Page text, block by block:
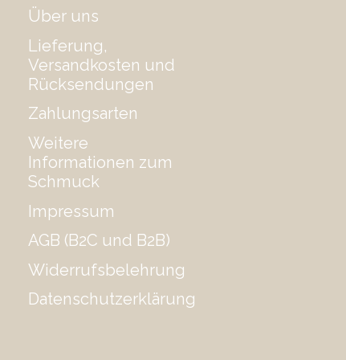
Über uns
Lieferung,
Versandkosten und
Rücksendungen
Zahlungsarten
Weitere
Informationen zum
Schmuck
Impressum
AGB (B2C und B2B)
Widerrufsbelehrung
Datenschutzerklärung